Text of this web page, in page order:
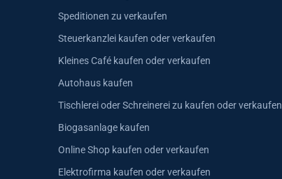
Speditionen zu verkaufen
Steuerkanzlei kaufen oder verkaufen
Kleines Café kaufen oder verkaufen
Autohaus kaufen
Tischlerei oder Schreinerei zu kaufen oder verkaufen
Biogasanlage kaufen
Online Shop kaufen oder verkaufen
Elektrofirma kaufen oder verkaufen